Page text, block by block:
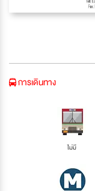
การเดินทาง
ไม่มี